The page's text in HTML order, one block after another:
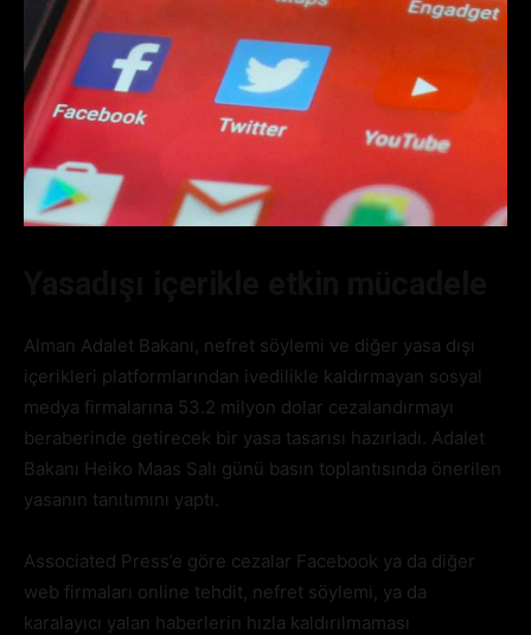
Alman Adalet Bakanı, nefret söylemi ve diğer yasa dışı
içerikleri platformlarından ivedilikle kaldırmayan sosyal
medya firmalarına 53.2 milyon dolar cezalandırmayı
beraberinde getirecek bir yasa tasarısı hazırladı. Adalet
Bakanı Heiko Maas Salı günü basın toplantısında önerilen
yasanın tanıtımını yaptı.
Associated Press’e göre cezalar Facebook ya da diğer
web firmaları online tehdit, nefret söylemi, ya da
karalayıcı yalan haberlerin hızla kaldırılmaması